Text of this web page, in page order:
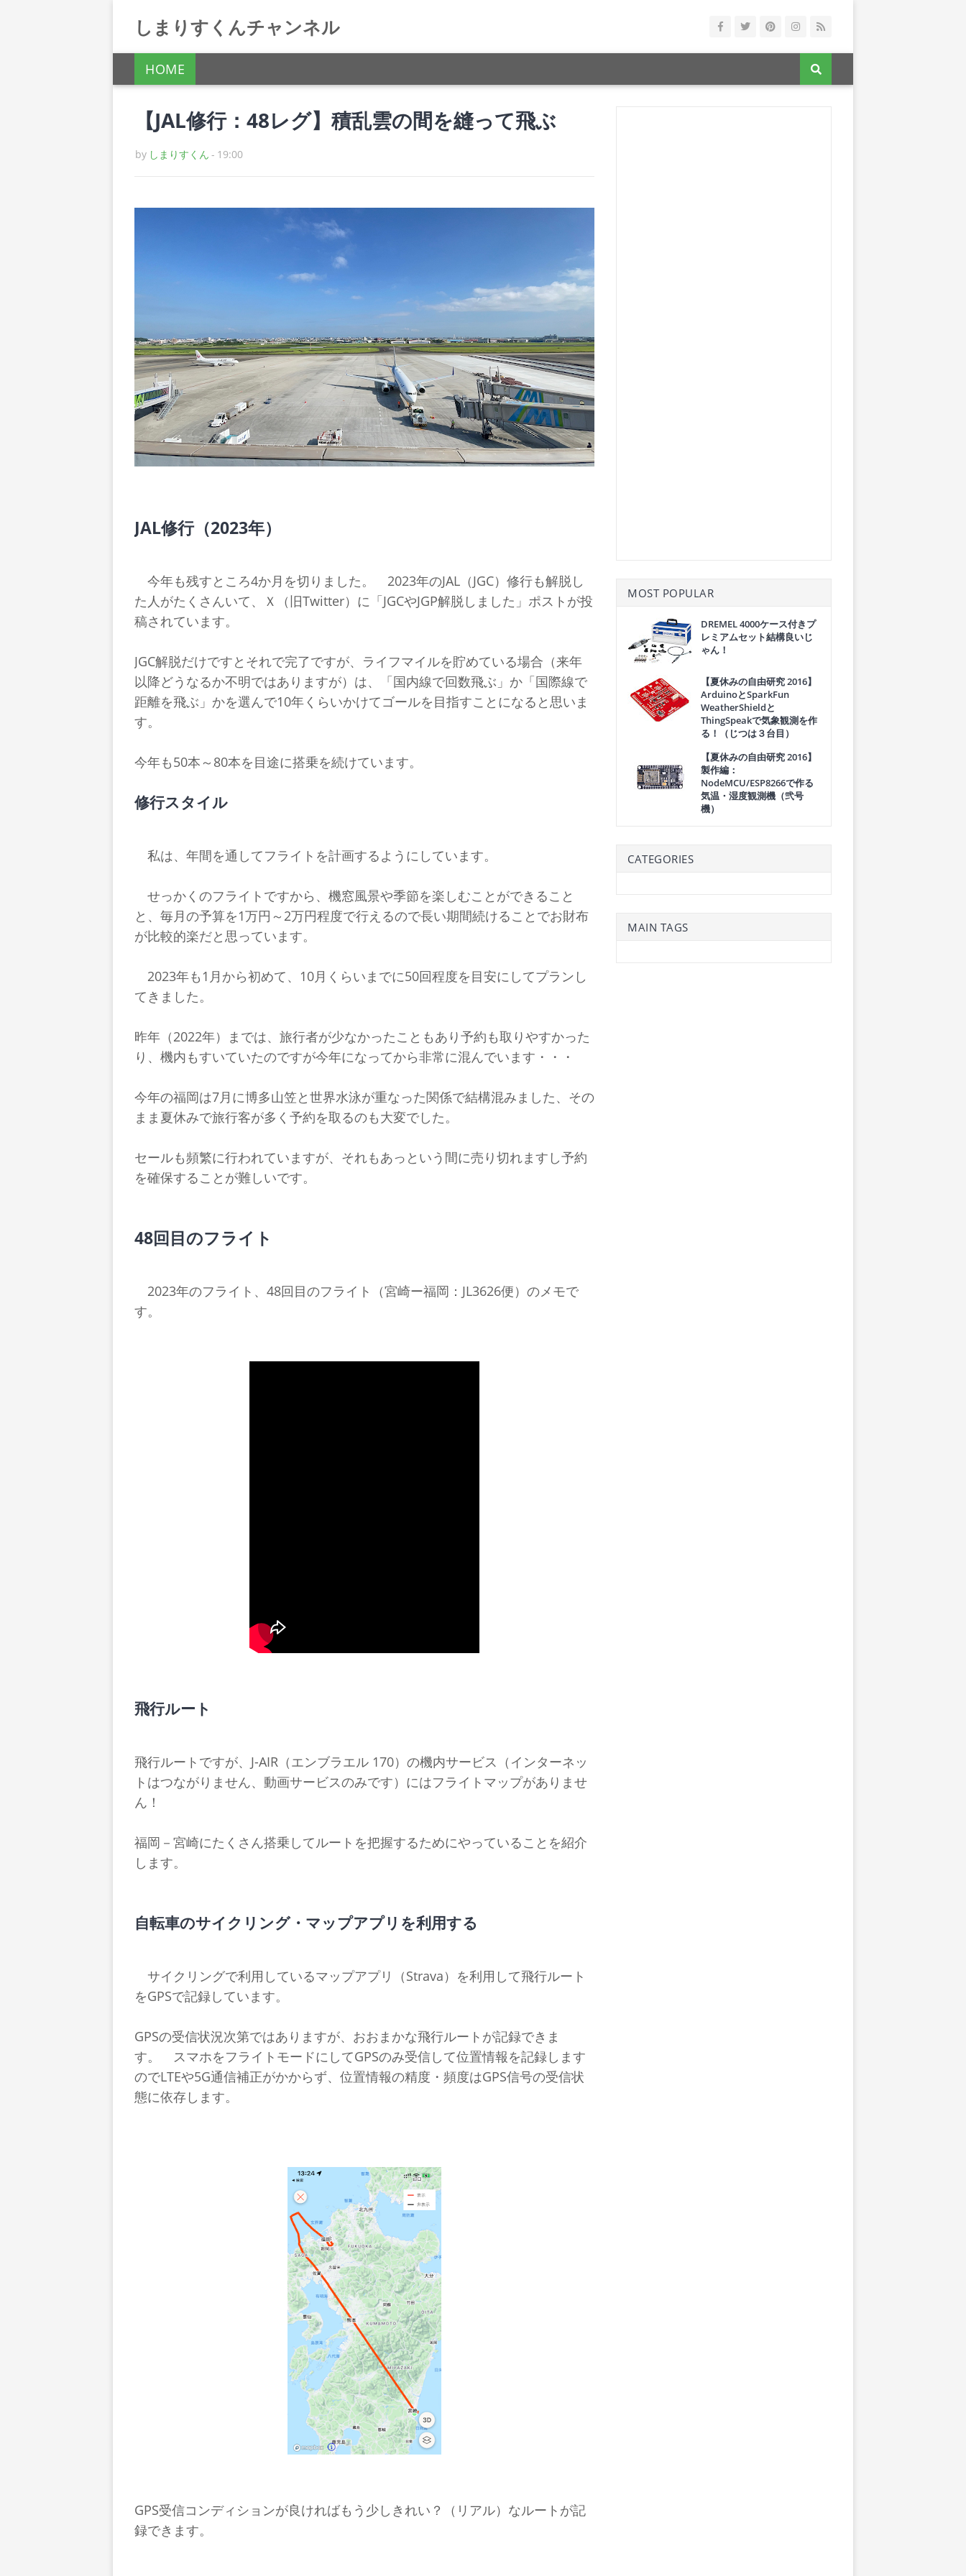
しまりすくんチャンネル
HOME
【JAL修行：48レグ】積乱雲の間を縫って飛ぶ
by しまりすくん - 19:00
JAL修行（2023年）
今年も残すところ4か月を切りました。 2023年のJAL（JGC）修行も解脱し
た人がたくさんいて、Ｘ（旧Twitter）に「JGCやJGP解脱しました」ポストが投
稿されています。
JGC解脱だけですとそれで完了ですが、ライフマイルを貯めている場合（来年
以降どうなるか不明ではありますが）は、「国内線で回数飛ぶ」か「国際線で
距離を飛ぶ」かを選んで10年くらいかけてゴールを目指すことになると思いま
す。
今年も50本～80本を目途に搭乗を続けています。
修行スタイル
私は、年間を通してフライトを計画するようにしています。
せっかくのフライトですから、機窓風景や季節を楽しむことができること
と、毎月の予算を1万円～2万円程度で行えるので長い期間続けることでお財布
が比較的楽だと思っています。
2023年も1月から初めて、10月くらいまでに50回程度を目安にしてプランし
てきました。
昨年（2022年）までは、旅行者が少なかったこともあり予約も取りやすかった
り、機内もすいていたのですが今年になってから非常に混んでいます・・・
今年の福岡は7月に博多山笠と世界水泳が重なった関係で結構混みました、その
まま夏休みで旅行客が多く予約を取るのも大変でした。
セールも頻繁に行われていますが、それもあっという間に売り切れますし予約
を確保することが難しいです。
48回目のフライト
2023年のフライト、48回目のフライト（宮崎ー福岡：JL3626便）のメモで
す。
飛行ルート
飛行ルートですが、J-AIR（エンブラエル 170）の機内サービス（インターネッ
トはつながりません、動画サービスのみです）にはフライトマップがありませ
ん！
福岡－宮崎にたくさん搭乗してルートを把握するためにやっていることを紹介
します。
自転車のサイクリング・マップアプリを利用する
サイクリングで利用しているマップアプリ（Strava）を利用して飛行ルート
をGPSで記録しています。
GPSの受信状況次第ではありますが、おおまかな飛行ルートが記録できま
す。 スマホをフライトモードにしてGPSのみ受信して位置情報を記録します
のでLTEや5G通信補正がかからず、位置情報の精度・頻度はGPS信号の受信状
態に依存します。
GPS受信コンディションが良ければもう少しきれい？（リアル）なルートが記
録できます。
MOST POPULAR
DREMEL 4000ケース付きプ
レミアムセット結構良いじ
ゃん！
【夏休みの自由研究 2016】
ArduinoとSparkFun
WeatherShieldと
ThingSpeakで気象観測を作
る！（じつは３台目）
【夏休みの自由研究 2016】
製作編：
NodeMCU/ESP8266で作る
気温・湿度観測機（弐号
機）
CATEGORIES
MAIN TAGS